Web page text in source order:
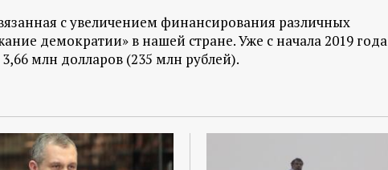
с увеличением финансирования различных
демократии» в нашей стране. Уже с начала 2019 года
млн долларов (235 млн рублей).